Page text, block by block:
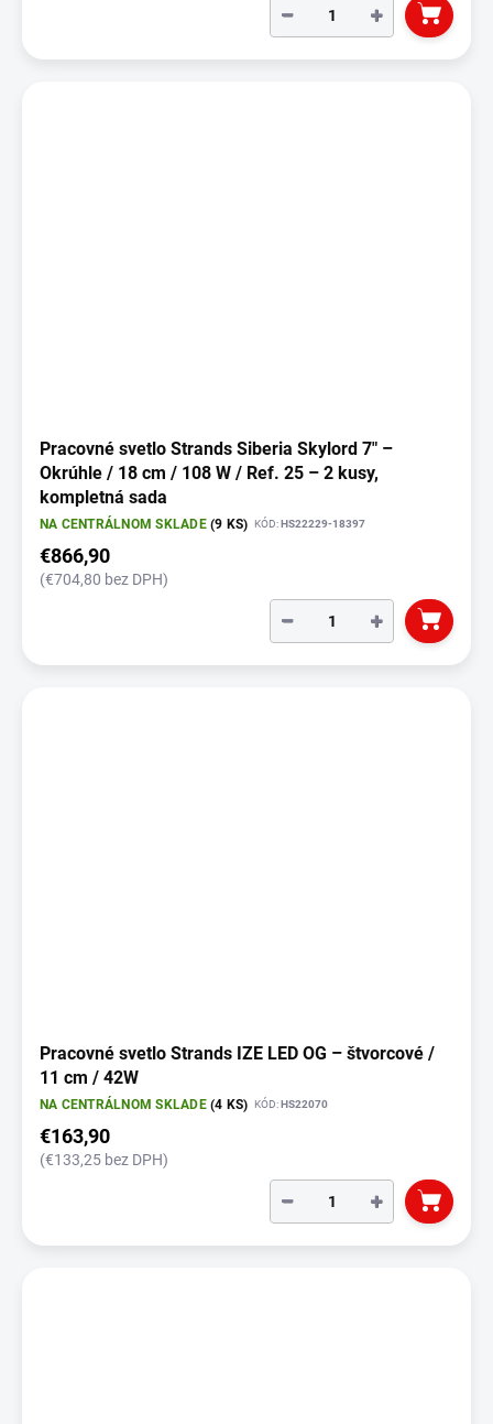
+
−
Pracovné svetlo Strands Siberia Skylord 7" –
Okrúhle / 18 cm / 108 W / Ref. 25 – 2 kusy,
kompletná sada
NA CENTRÁLNOM SKLADE(9 KS) KÓD:HS22229-18397
€866,90
(€704,80 bez DPH)
+
−
Pracovné svetlo Strands IZE LED OG – štvorcové /
11 cm / 42W
NA CENTRÁLNOM SKLADE(4 KS) KÓD:HS22070
€163,90
(€133,25 bez DPH)
+
−